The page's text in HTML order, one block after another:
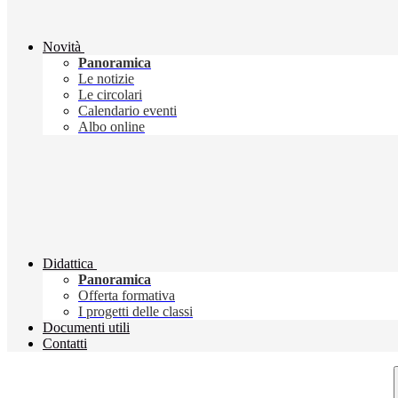
Novità
Panoramica
Le notizie
Le circolari
Calendario eventi
Albo online
Didattica
Panoramica
Offerta formativa
I progetti delle classi
Documenti utili
Contatti